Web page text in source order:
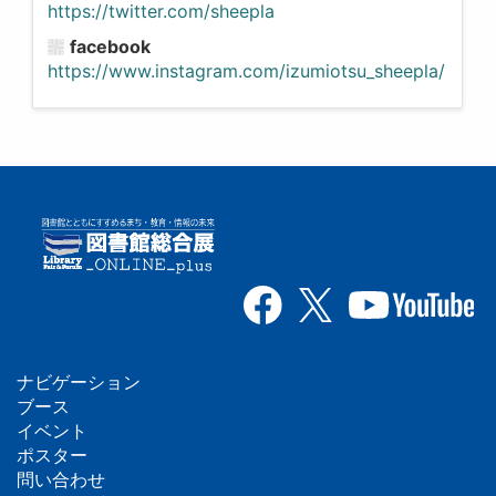
https://twitter.com/sheepla
facebook
https://www.instagram.com/izumiotsu_sheepla/
フ
ッ
ナビゲーション
ブース
イベント
ポスター
問い合わせ